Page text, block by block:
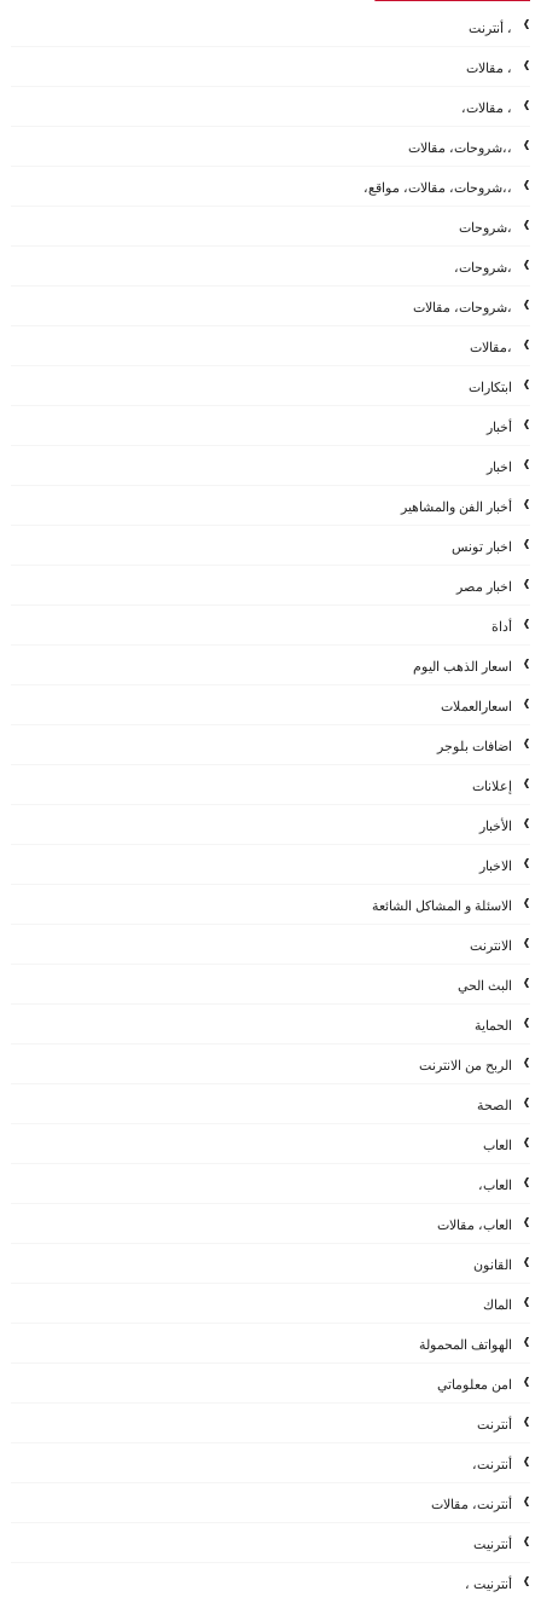
، أنترنت
، مقالات
، مقالات،
،،شروحات، مقالات
،،شروحات، مقالات، مواقع،
،شروحات
،شروحات،
،شروحات، مقالات
،مقالات
ابتكارات
أخبار
اخبار
أخبار الفن والمشاهير
اخبار تونس
اخبار مصر
أداة
اسعار الذهب اليوم
اسعارالعملات
اضافات بلوجر
إعلانات
الأخبار
الاخبار
الاسئلة و المشاكل الشائعة
الانترنت
البث الحي
الحماية
الربح من الانترنت
الصحة
العاب
العاب،
العاب، مقالات
القانون
الماك
الهواتف المحمولة
امن معلوماتي
أنترنت
أنترنت،
أنترنت، مقالات
أنترنيت
أنترنيت ،